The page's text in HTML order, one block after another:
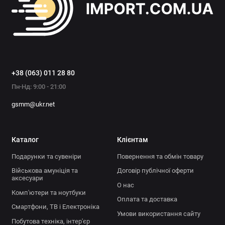
+38 (063) 011 28 80
Пн-Нд: 9:00 - 21:00
gsmm@ukr.net
Каталог
Подарунки та сувеніри
Військова амуніція та
аксесуари
Комп'ютери та ноутбуки
Смартфони, ТВ і Електроніка
Побутова техніка, інтер'єр
Клієнтам
Повернення та обмін товару
Договір публічної оферти
О нас
Оплата та доставка
Умови використання сайту